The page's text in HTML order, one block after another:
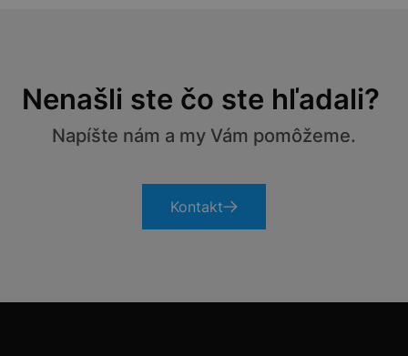
Nenašli ste čo ste hľadali?
Napíšte nám a my Vám pomôžeme.
Kontakt